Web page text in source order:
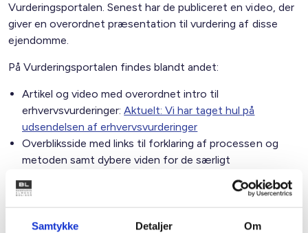
Samtykke Detaljer Om
Vurderingsportalen. Senest har de publiceret en video, der
giver en overordnet præsentation til vurdering af disse
ejendomme.
På Vurderingsportalen findes blandt andet:
Artikel og video med overordnet intro til
erhvervsvurderinger:Aktuelt: Vi har taget hul på
udsendelsen af erhvervsvurderinger
Overbliksside med links til forklaring af processen og
metoden samt dybere viden for de særligt
Ny video med læsevejledning til selve
deklarationsmeddelelsen: Video:Forstå din
deklaration